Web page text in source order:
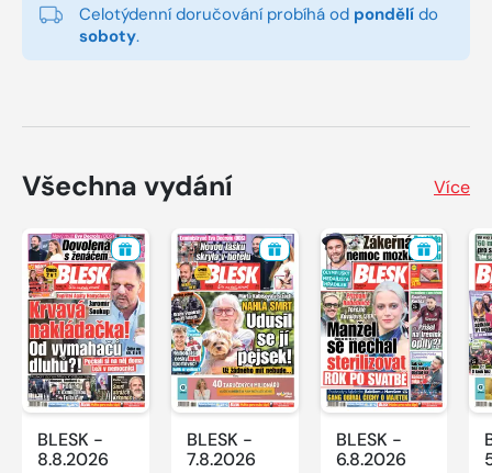
Celotýdenní doručování probíhá od pondělí do
soboty.
Všechna vydání Více
BLESK -
8.8.2026
BLESK -
7.8.2026
BLESK -
6.8.2026